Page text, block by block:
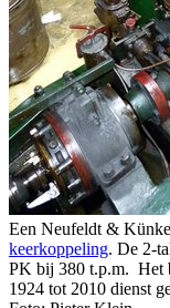
Een Neufeldt &
keerkoppeling. De 2-
PK bij 380 t.p.m. Het
1924 tot 2010 dienst